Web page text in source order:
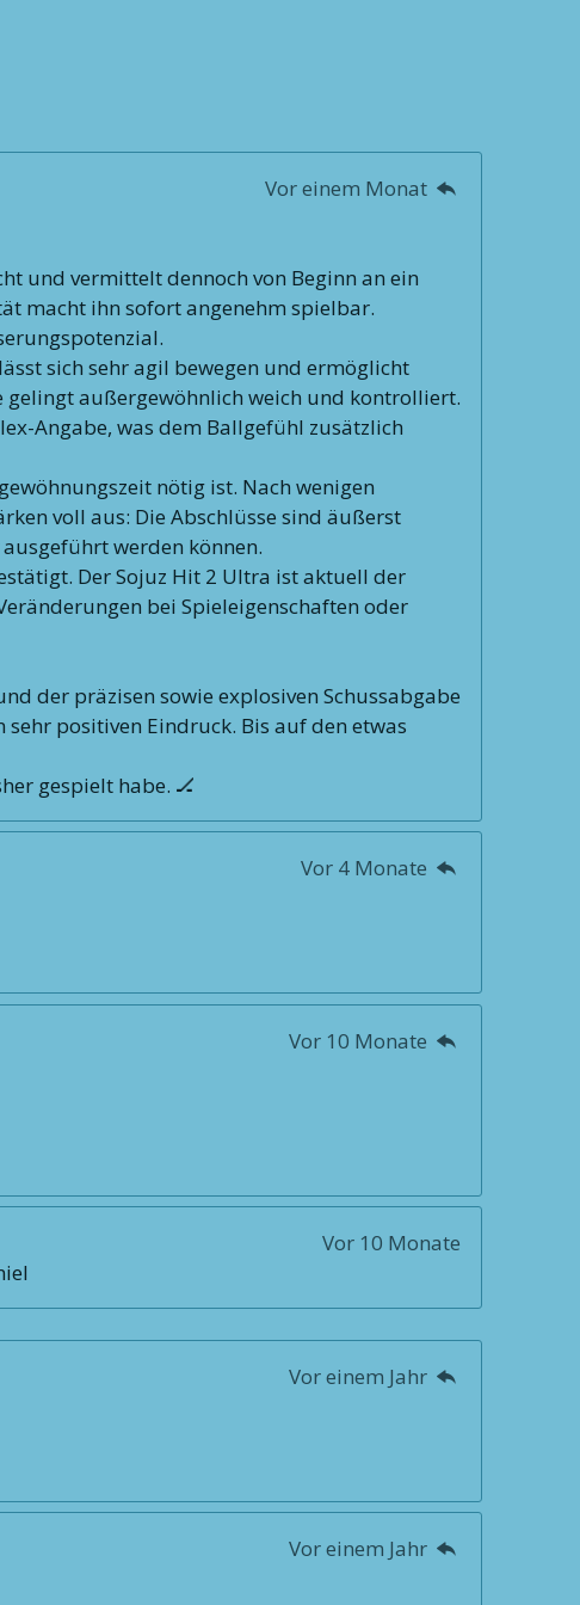
Vor einem Monat
und vermittelt dennoch von Beginn an ein
macht ihn sofort angenehm spielbar.
sich sehr agil bewegen und ermöglicht
gelingt außergewöhnlich weich und kontrolliert.
Angabe, was dem Ballgefühl zusätzlich
nötig ist. Nach wenigen
voll aus: Die Abschlüsse sind äußerst
werden können.
Der Sojuz Hit 2 Ultra ist aktuell der
bei Spieleigenschaften oder
der präzisen sowie explosiven Schussabgabe
positiven Eindruck. Bis auf den etwas
gespielt habe. 🏒
Vor 4 Monate
Vor 10 Monate
Vor 10 Monate
Vor einem Jahr
Vor einem Jahr